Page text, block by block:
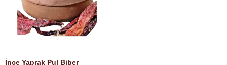
İnce Yaprak Pul Biber